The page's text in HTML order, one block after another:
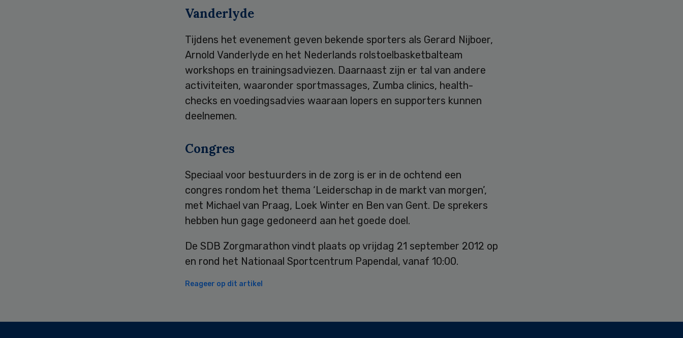
Vanderlyde
Tijdens het evenement geven bekende sporters als Gerard Nijboer,
Arnold Vanderlyde en het Nederlands rolstoelbasketbalteam
workshops en trainingsadviezen. Daarnaast zijn er tal van andere
activiteiten, waaronder sportmassages, Zumba clinics, health-
checks en voedingsadvies waaraan lopers en supporters kunnen
deelnemen.
Congres
Speciaal voor bestuurders in de zorg is er in de ochtend een
congres rondom het thema ‘Leiderschap in de markt van morgen’,
met Michael van Praag, Loek Winter en Ben van Gent. De sprekers
hebben hun gage gedoneerd aan het goede doel.
De SDB Zorgmarathon vindt plaats op vrijdag 21 september 2012 op
en rond het Nationaal Sportcentrum Papendal, vanaf 10:00.
Reageer op dit artikel